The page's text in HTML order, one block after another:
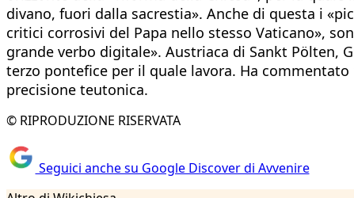
divano, fuori dalla sacrestia». Anche di questa i
critici corrosivi del Papa nello stesso Vaticano»,
grande verbo digitale». Austriaca di Sankt Pölten,
terzo pontefice per il quale lavora. Ha
precisione teutonica.
© RIPRODUZIONE RISERVATA
Seguici anche su Google Discover di Avvenire